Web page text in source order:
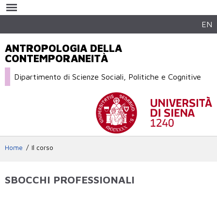
contenuto
EN
ANTROPOLOGIA DELLA
CONTEMPORANEITÀ
Dipartimento di Scienze Sociali, Politiche e Cognitive
Home Il corso
SBOCCHI PROFESSIONALI